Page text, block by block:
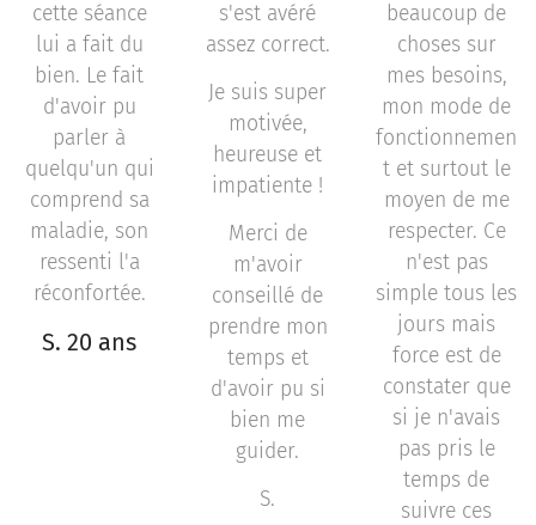
cette séance
lui a fait du
bien. Le fait
d'avoir pu
parler à
quelqu'un qui
comprend sa
maladie, son
ressenti l'a
réconfortée.
S. 20 ans
s'est avéré
assez correct.
Je suis super
motivée,
heureuse et
impatiente !
Merci de
m'avoir
conseillé de
prendre mon
temps et
d'avoir pu si
bien me
guider.
S.
beaucoup de
choses sur
mes besoins,
mon mode de
fonctionnemen
t et surtout le
moyen de me
respecter. Ce
n'est pas
simple tous les
jours mais
force est de
constater que
si je n'avais
pas pris le
temps de
suivre ces